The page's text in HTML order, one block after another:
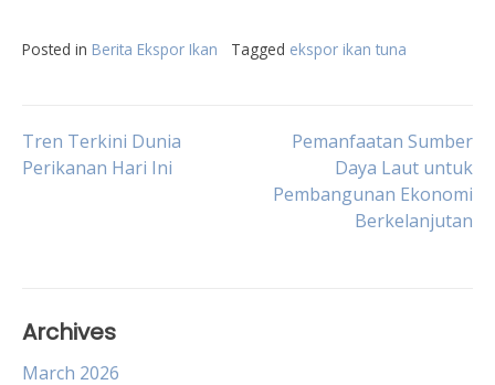
Posted in Berita Ekspor Ikan Tagged ekspor ikan tuna
Post
Tren Terkini Dunia
Perikanan Hari Ini
Pemanfaatan Sumber
Daya Laut untuk
Pembangunan Ekonomi
Berkelanjutan
Archives
March 2026